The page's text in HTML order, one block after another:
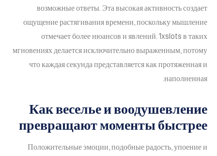
возможные ответы. Эта высокая активность создает
ощущение растягивания времени, поскольку мышление
отмечает более нюансов и явлений. 1xslots в таких
мгновениях делается исключительно выраженным, потому
что каждая секунда представляется как протяженная и
наполненная.
Как веселье и воодушевление
превращают моменты быстрее
Положительные эмоции, подобные радость, упоение и